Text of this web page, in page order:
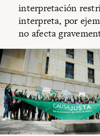
interpretación
interpreta, por
no afecta